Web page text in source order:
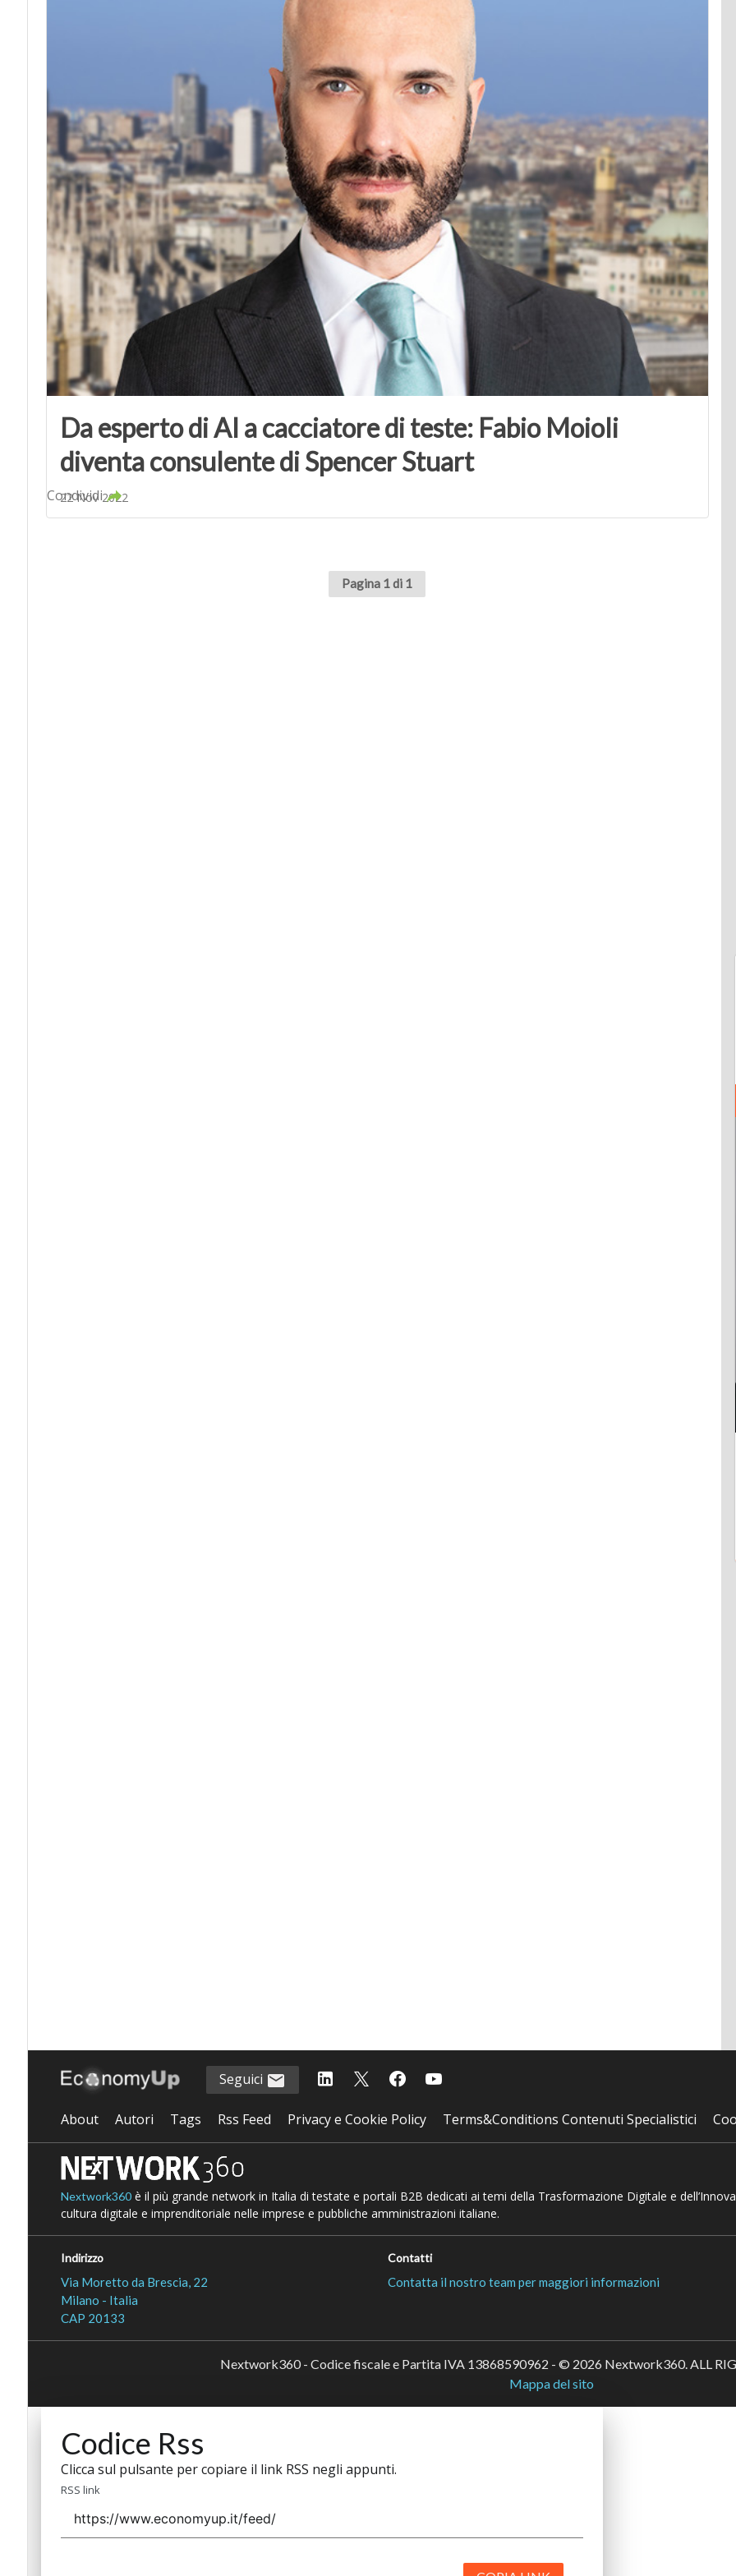
Da esperto di AI a cacciatore di teste: Fabio Moioli
diventa consulente di Spencer Stuart
22 Nov 2022
Condividi
Pagina 1 di 1
Seguici
About Autori Tags Rss Feed Privacy e Cookie Policy Terms&Conditions Contenuti Specialistici
Nextwork360è il più grande network in Italia di testate e portali B2B dedicati ai temi della Trasformazione Digitale e
cultura digitale e imprenditoriale nelle imprese e pubbliche amministrazioni italiane.
Indirizzo
Via Moretto da Brescia, 22
Milano - Italia
CAP 20133
Contatti
Contatta il nostro team per maggiori informazioni
Nextwork360 - Codice fiscale e Partita IVA 13868590962 - © 2026 Nextwork360. ALL
Mappa del sito
Codice Rss
Clicca sul pulsante per copiare il link RSS negli appunti.
RSS link